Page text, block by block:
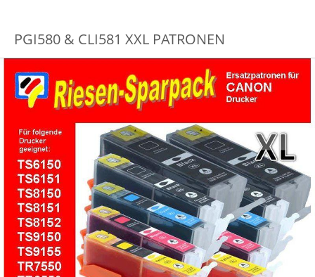
PGI580 & CLI581 XXL PATRONEN